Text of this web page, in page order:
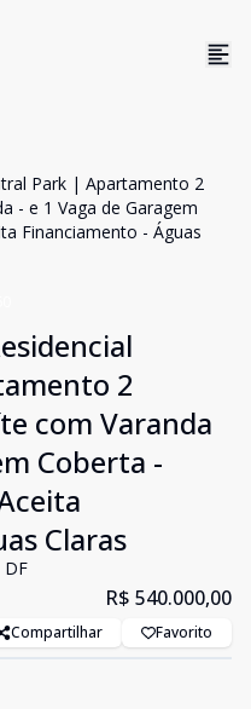
Park | Apartamento 2
- e 1 Vaga de Garagem
Financiamento - Águas
2
com Varanda
Coberta -
Claras
DF
R$ 540.000,00
Compartilhar Favorito